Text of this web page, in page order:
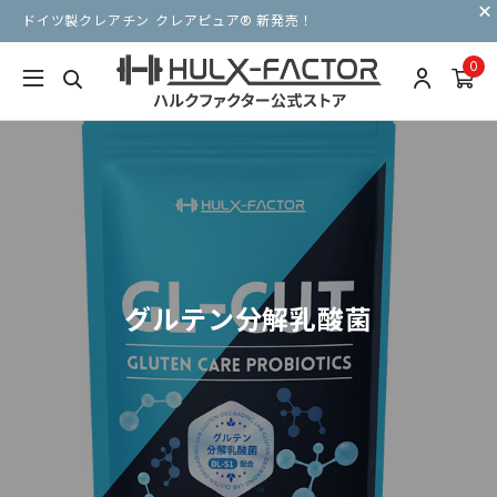
ドイツ製クレアチン クレアピュア® 新発売！
0
グルテン分解乳酸菌